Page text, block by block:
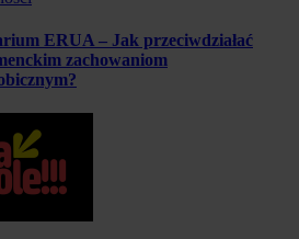
ERUA – Jak przeciwdziałać
zachowaniom